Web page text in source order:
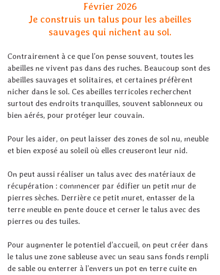
Février 2026
Je construis un talus pour les abeilles
sauvages qui nichent au sol.
Contrairement à ce que l’on pense souvent, toutes les
abeilles ne vivent pas dans des ruches. Beaucoup sont des
abeilles sauvages et solitaires, et certaines préfèrent
nicher dans le sol. Ces abeilles terricoles recherchent
surtout des endroits tranquilles, souvent sablonneux ou
bien aérés, pour protéger leur couvain.
Pour les aider, on peut laisser des zones de sol nu, meuble
et bien exposé au soleil où elles creuseront leur nid.
On peut aussi réaliser un talus avec des matériaux de
récupération : commencer par édifier un petit mur de
pierres sèches. Derrière ce petit muret, entasser de la
terre meuble en pente douce et cerner le talus avec des
pierres ou des tuiles.
Pour augmenter le potentiel d’accueil, on peut créer dans
le talus une zone sableuse avec un seau sans fonds rempli
de sable ou enterrer à l’envers un pot en terre cuite en